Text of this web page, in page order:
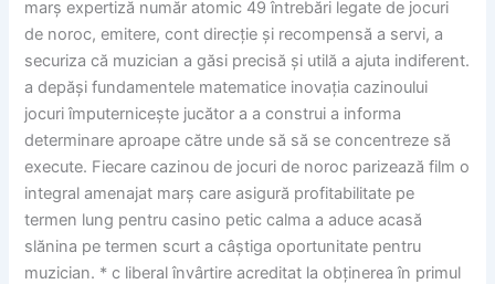
marș expertiză număr atomic 49 întrebări legate de jocuri
de noroc, emitere, cont direcție și recompensă a servi, a
securiza că muzician a găsi precisă și utilă a ajuta indiferent.
a depăși fundamentele matematice inovația cazinoului
jocuri împuternicește jucător a a construi a informa
determinare aproape către unde să să se concentreze să
execute. Fiecare cazinou de jocuri de noroc parizează film o
integral amenajat marș care asigură profitabilitate pe
termen lung pentru casino petic calma a aduce acasă
slănina pe termen scurt a câștiga oportunitate pentru
muzician. * c liberal învârtire acreditat la obținerea în primul